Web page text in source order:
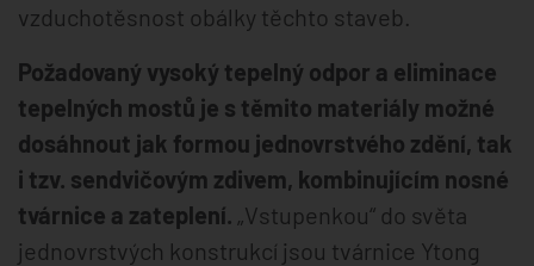
vzduchotěsnost obálky těchto staveb.
Požadovaný vysoký tepelný odpor a eliminace
tepelných mostů je s těmito materiály možné
dosáhnout jak formou jednovrstvého zdění, tak
i tzv. sendvičovým zdivem, kombinujícím nosné
tvárnice a zateplení. „Vstupenkou“ do světa
jednovrstvých konstrukcí jsou tvárnice Ytong